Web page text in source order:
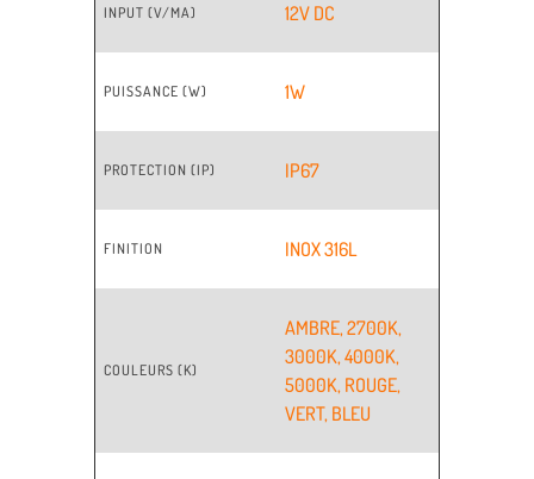
INPUT (V/MA) 12V DC
PUISSANCE (W) 1W
PROTECTION (IP) IP67
FINITION INOX 316L
COULEURS (K)
AMBRE,2700K,
3000K,4000K,
5000K, ROUGE,
VERT, BLEU